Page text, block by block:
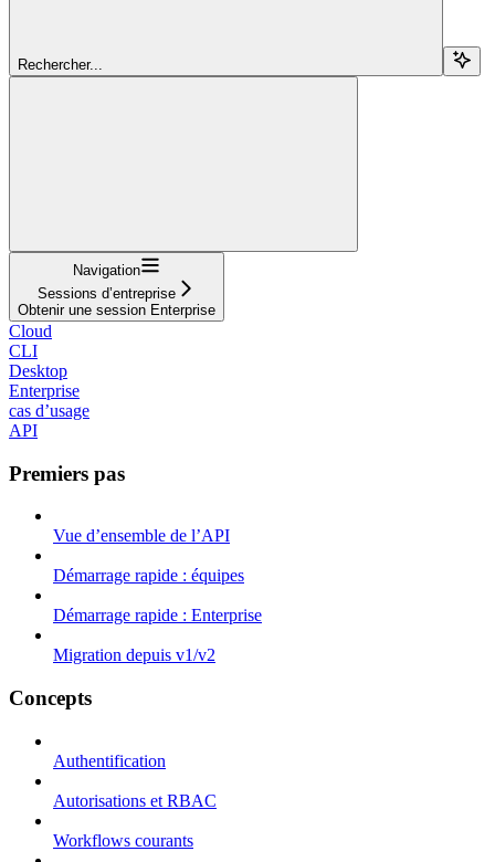
Rechercher...
Navigation
Sessions d’entreprise
Obtenir une session Enterprise
Cloud
CLI
Desktop
Enterprise
cas d’usage
API
Premiers pas
Vue d’ensemble de l’API
Démarrage rapide : équipes
Démarrage rapide : Enterprise
Migration depuis v1/v2
Concepts
Authentification
Autorisations et RBAC
Workflows courants